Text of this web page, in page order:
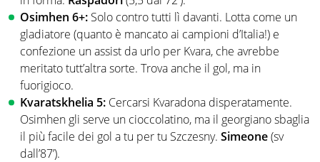
Osimhen 6+: Solo contro tutti lì davanti. Lotta come un
gladiatore (quanto è mancato ai campioni d’Italia!) e
confezione un assist da urlo per Kvara, che avrebbe
meritato tutt’altra sorte. Trova anche il gol, ma in
fuorigioco.
Kvaratskhelia 5: Cercarsi Kvaradona disperatamente.
Osimhen gli serve un cioccolatino, ma il georgiano sbaglia
il più facile dei gol a tu per tu Szczesny. Simeone(sv
dall’87’).